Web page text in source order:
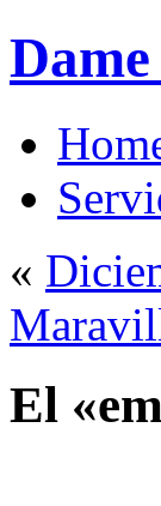
«
El